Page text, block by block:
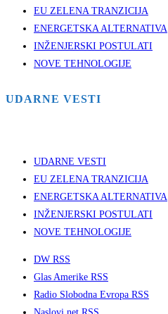
EU ZELENA TRANZICIJA
ENERGETSKA ALTERNATIVA
INŽENJERSKI POSTULATI
NOVE TEHNOLOGIJE
UDARNE VESTI
UDARNE VESTI
EU ZELENA TRANZICIJA
ENERGETSKA ALTERNATIVA
INŽENJERSKI POSTULATI
NOVE TEHNOLOGIJE
DW RSS
Glas Amerike RSS
Radio Slobodna Evropa RSS